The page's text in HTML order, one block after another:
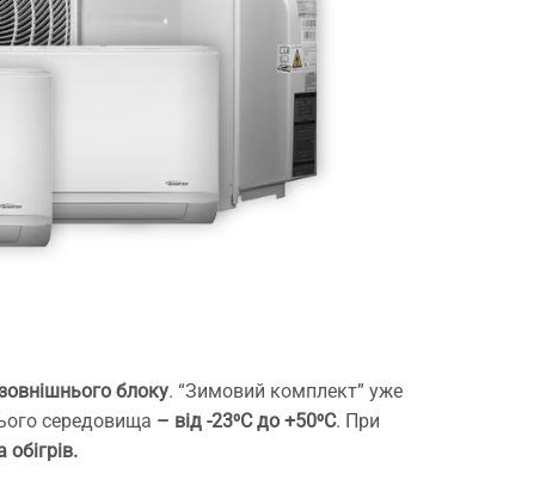
блоку. “Зимовий комплект” уже
середовища – від -23⁰С до +50⁰С. При